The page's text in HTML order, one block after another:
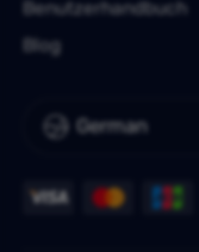
German
Benutzerhandbuch
Blog